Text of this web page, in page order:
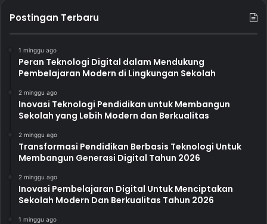
Postingan Terbaru
1 minggu ago
Peran Teknologi Digital dalam Mendukung
Pembelajaran Modern di Lingkungan Sekolah
2 minggu ago
Inovasi Teknologi Pendidikan untuk Membangun
Sekolah yang Lebih Modern dan Berkualitas
2 minggu ago
Transformasi Pendidikan Berbasis Teknologi Untuk
Membangun Generasi Digital Tahun 2026
2 minggu ago
Inovasi Pembelajaran Digital Untuk Menciptakan
Sekolah Modern Dan Berkualitas Tahun 2026
1 minggu ago